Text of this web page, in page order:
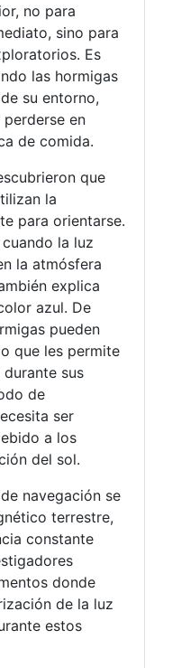
no para
sino para
Es
las hormigas
su entorno,
en
de comida.
que
la
para orientarse.
la luz
la atmósfera
explica
azul. De
pueden
que les permite
durante sus
de
ser
a los
del sol.
navegación se
terrestre,
constante
donde
de la luz
estos